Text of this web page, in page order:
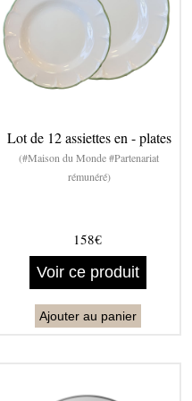
Lot de 12 assiettes en - plates
(#Maison du Monde #Partenariat
rémunéré)
158€
Voir ce produit
Ajouter au panier